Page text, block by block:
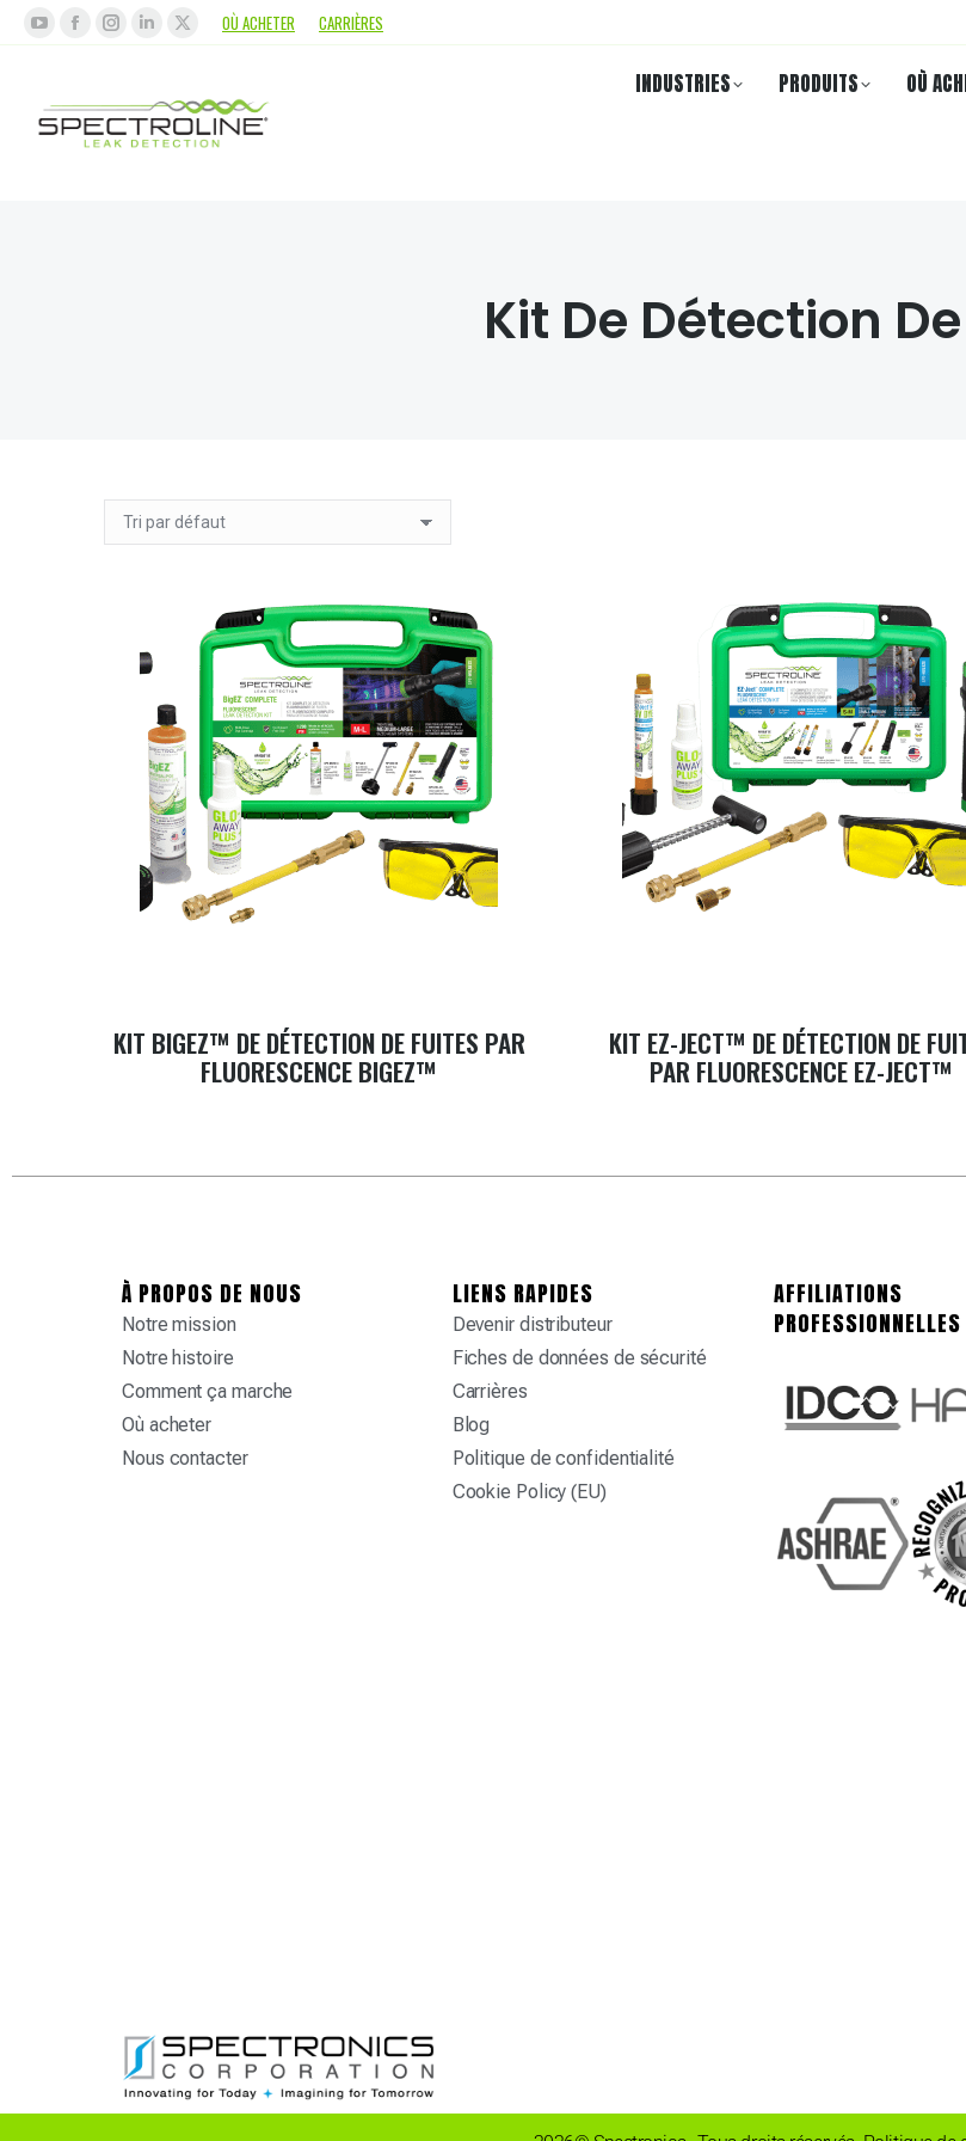
OÙ ACHETER CARRIÈRES
INDUSTRIES PRODUITS OÙ
Kit De Détection
KIT BIGEZ™ DE DÉTECTION DE FUITES PAR
FLUORESCENCE BIGEZ™
KIT EZ-JECT™ DE DÉTECTION DE
PAR FLUORESCENCE EZ-JECT™
À PROPOS DE NOUS
Notre mission
Notre histoire
Comment ça marche
Où acheter
Nous contacter
LIENS RAPIDES
Devenir distributeur
Fiches de données de sécurité
Carrières
Blog
Politique de confidentialité
Cookie Policy (EU)
AFFILIATIONS
PROFESSIONNELLES